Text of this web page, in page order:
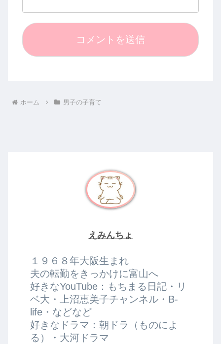
ホーム 男子の子育て
えみんちょ
１９６８年大阪生まれ
夫の転勤をきっかけに富山へ
好きなYouTube：もちまる日記・リ
ベ大・上沼恵美子チャンネル・B-
life・などなど
好きなドラマ：朝ドラ（ものによ
る）・大河ドラマ